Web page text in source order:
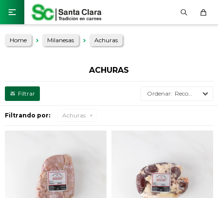

Home Milanesas Achuras
ACHURAS
Recomendados
Filtrando por: Achuras